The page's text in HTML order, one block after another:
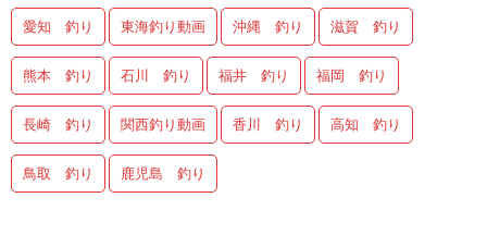
愛知 釣り 東海釣り動画 沖縄 釣り 滋賀 釣り
熊本 釣り 石川 釣り 福井 釣り 福岡 釣り
長崎 釣り 関西釣り動画 香川 釣り 高知 釣り
鳥取 釣り 鹿児島 釣り